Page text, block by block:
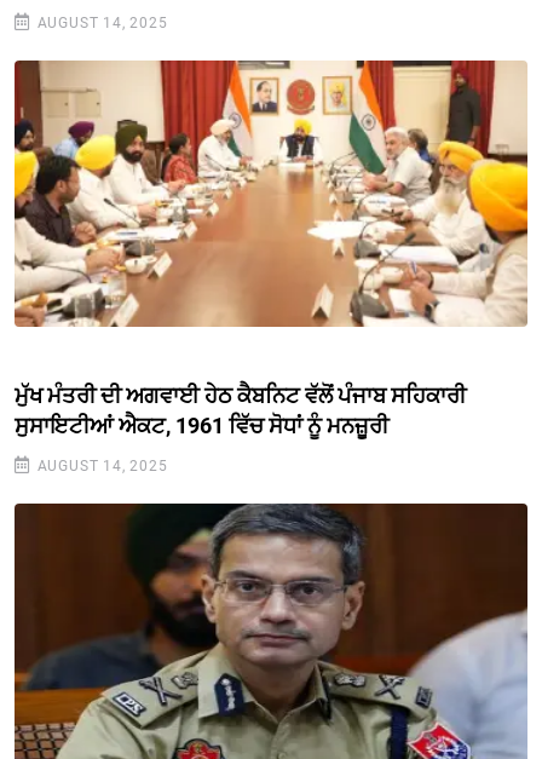
AUGUST 14, 2025
ਮੁੱਖ ਮੰਤਰੀ ਦੀ ਅਗਵਾਈ ਹੇਠ ਕੈਬਨਿਟ ਵੱਲੋਂ ਪੰਜਾਬ ਸਹਿਕਾਰੀ
ਸੁਸਾਇਟੀਆਂ ਐਕਟ, 1961 ਵਿੱਚ ਸੋਧਾਂ ਨੂੰ ਮਨਜ਼ੂਰੀ
AUGUST 14, 2025